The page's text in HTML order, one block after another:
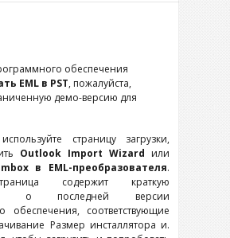
обеспечения
EML в PST, пожалуйста,
демо-версию для
страницу загрузки,
Outlook Import Wizard или
в EML-преобразователя.
содержит краткую
о последней версии
обеспечения, соответствующие
Размер инсталлятора и.